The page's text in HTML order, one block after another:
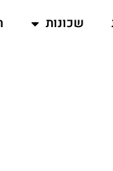
שכונות